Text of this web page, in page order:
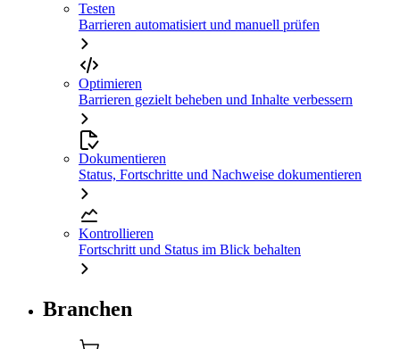
Testen
Barrieren automatisiert und manuell prüfen
Optimieren
Barrieren gezielt beheben und Inhalte verbessern
Dokumentieren
Status, Fortschritte und Nachweise dokumentieren
Kontrollieren
Fortschritt und Status im Blick behalten
Branchen